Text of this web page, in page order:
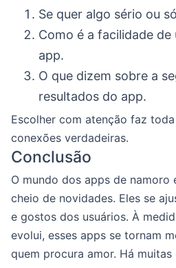
Se quer algo sério ou
Como é a facilidade de
app.
O que dizem sobre a
resultados do app.
Escolher com atenção faz
conexões verdadeiras.
Conclusão
O mundo dos apps de namoro
cheio de novidades. Eles se
e gostos dos usuários. À
evolui, esses apps se tornam
quem procura amor. Há